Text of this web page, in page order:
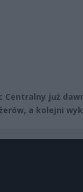
Centralny już
a kolejni